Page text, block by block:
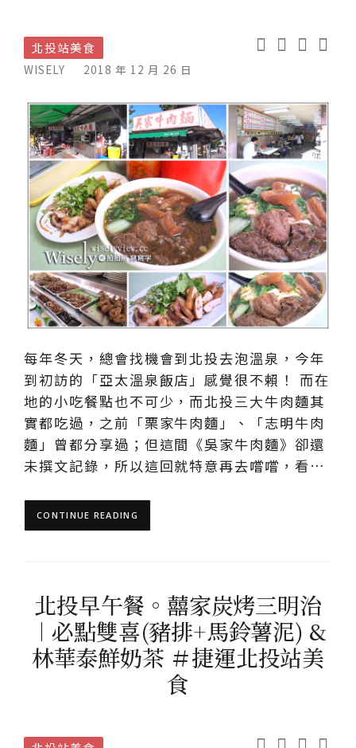
北投站美食
WISELY 2018 年 12 月 26 日
每年冬天，總會找機會到北投去泡溫泉，今年
到初訪的「亞太溫泉飯店」感覺很不賴！ 而在
地的小吃餐點也不可少，而北投三大牛肉麵其
實都吃過，之前「栗家牛肉麵」、「志明牛肉
麵」曾都分享過；但這間《吳家牛肉麵》卻還
未撰文記錄，所以這回就特意再去嚐嚐，看…
CONTINUE READING
北投早午餐。囍家炭烤三明治
︱必點雙喜(豬排+馬鈴薯泥) &
林華泰鮮奶茶 ＃捷運北投站美
食